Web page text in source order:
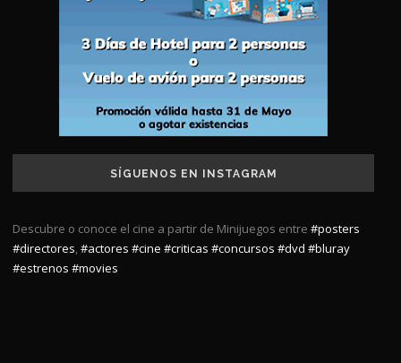
SÍGUENOS EN INSTAGRAM
Descubre o conoce el cine a partir de Minijuegos entre #posters
#directores,#actores #cine #criticas #concursos #dvd #bluray
#estrenos #movies